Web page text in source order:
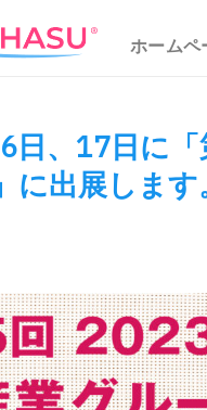
ホームペ
日、17日に
に出展します